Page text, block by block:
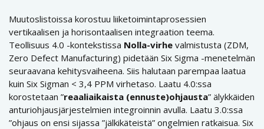
Muutoslistoissa korostuu liiketoimintaprosessien
vertikaalisen ja horisontaalisen integraation teema.
Teollisuus 4.0 -kontekstissa Nolla-virhe valmistusta (ZDM,
Zero Defect Manufacturing) pidetään Six Sigma -menetelmän
seuraavana kehitysvaiheena. Siis halutaan parempaa laatua
kuin Six Sigman < 3,4 PPM virhetaso. Laatu 4.0:ssa
korostetaan ”reaaliaikaista (ennuste)ohjausta” älykkäiden
anturiohjausjärjestelmien integroinnin avulla. Laatu 3.0:ssa
”ohjaus on ensi sijassa ”jälkikäteistä” ongelmien ratkaisua. Six